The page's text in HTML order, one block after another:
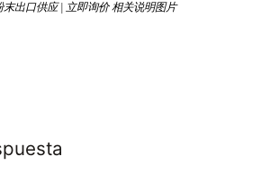
末出口供应 | 立即询价 相关说明图片